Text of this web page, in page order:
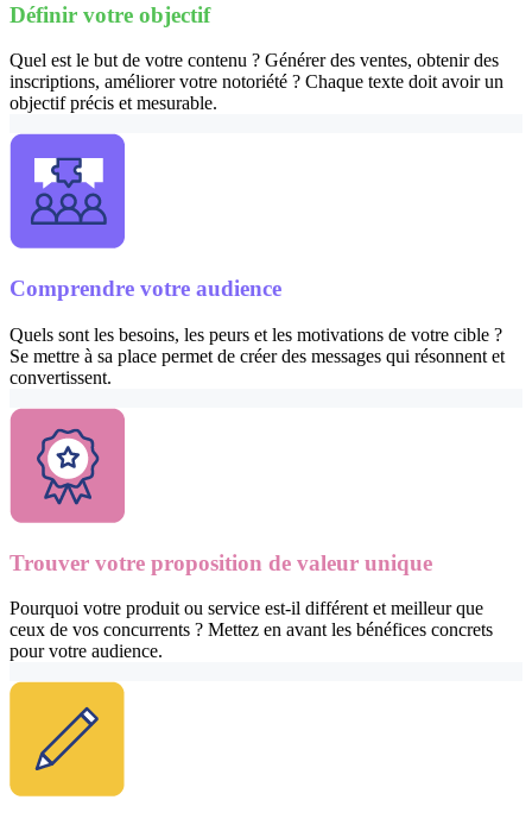
Définir votre objectif
Quel est le but de votre contenu ? Générer des ventes, obtenir des
inscriptions, améliorer votre notoriété ? Chaque texte doit avoir un
objectif précis et mesurable.
Comprendre votre audience
Quels sont les besoins, les peurs et les motivations de votre cible ?
Se mettre à sa place permet de créer des messages qui résonnent et
convertissent.
Trouver votre proposition de valeur unique
Pourquoi votre produit ou service est-il différent et meilleur que
ceux de vos concurrents ? Mettez en avant les bénéfices concrets
pour votre audience.